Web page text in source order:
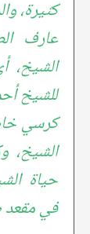
كثيرة،
عارف
الشيخ،
للشيخ
كرسي
الشيخ،
حياة
في